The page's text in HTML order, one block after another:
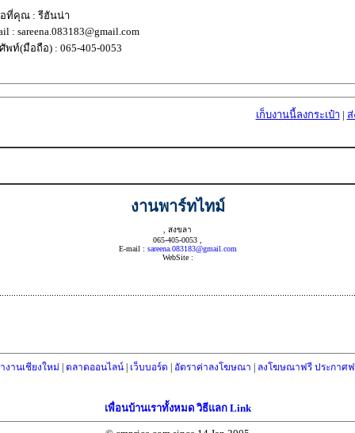
ที่คุณ : รีฮันน่า
: sareena.083183@gmail.com
พท์(มือถือ) : 065-405-0053
เก็บงานนี้ลงกระเป๋า |
งานพาร์ทไทม์
, สงขลา
065-405-0053 ,
E-mail : sareena.083183@gmail.com
WebSite :
งานเชียงใหม่ | ตลาดออนไลน์| เว็บบอร์ด | อัตราค่าลงโฆษณา | ลงโฆษณาฟรี ประกาศ
เพื่อนบ้านเราทั้งหมด วิธีแลก Link